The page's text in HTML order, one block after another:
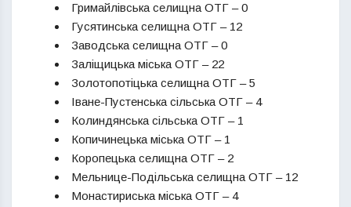
Гримайлівська селищна ОТГ – 0
Гусятинська селищна ОТГ – 12
Заводська селищна ОТГ – 0
Заліщицька міська ОТГ – 22
Золотопотіцька селищна ОТГ – 5
Іване-Пустенська сільська ОТГ – 4
Колиндянська сільська ОТГ – 1
Копичинецька міська ОТГ – 1
Коропецька селищна ОТГ – 2
Мельнице-Подільська селищна ОТГ – 12
Монастириська міська ОТГ – 4